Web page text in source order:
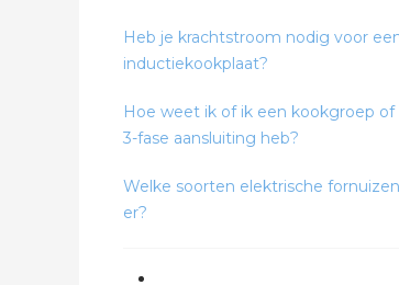
Heb je krachtstroom nodig voor
inductiekookplaat?
Hoe weet ik of ik een kookgroep of
3-fase aansluiting heb?
Welke soorten elektrische
er?